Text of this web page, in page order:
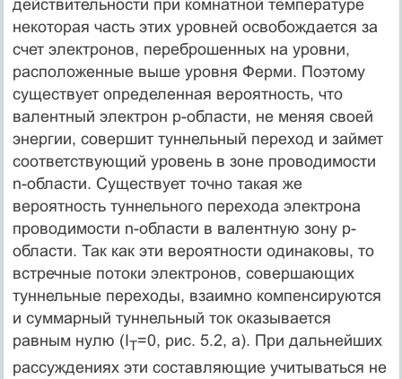
действительности при комнатной температуре
некоторая часть этих уровней освобождается за
счет электронов, переброшенных на уровни,
расположенные выше уровня Ферми. Поэтому
существует определенная вероятность, что
валентный электрон р-области, не меняя своей
энергии, совершит туннельный переход и займет
соответствующий уровень в зоне проводимости
n-области. Существует точно такая же
вероятность туннельного перехода электрона
проводимости n-области в валентную зону p-
области. Так как эти вероятности одинаковы, то
встречные потоки электронов, совершающих
туннельные переходы, взаимно компенсируются
и суммарный туннельный ток оказывается
равным нулю (IТ=0, рис. 5.2, а). При дальнейших
рассуждениях эти составляющие учитываться не